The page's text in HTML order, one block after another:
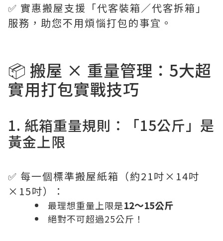
✅ 實惠搬屋支援「代客裝箱／代客拆箱」
服務，助您不用煩惱打包的事宜。
📦 搬屋 × 重量管理：5大超
實用打包實戰技巧
1. 紙箱重量規則：「15公斤」是
黃金上限
✅ 每一個標準搬屋紙箱（約21吋×14吋
×15吋）：
最理想重量上限是12～15公斤
絕對不可超過25公斤！